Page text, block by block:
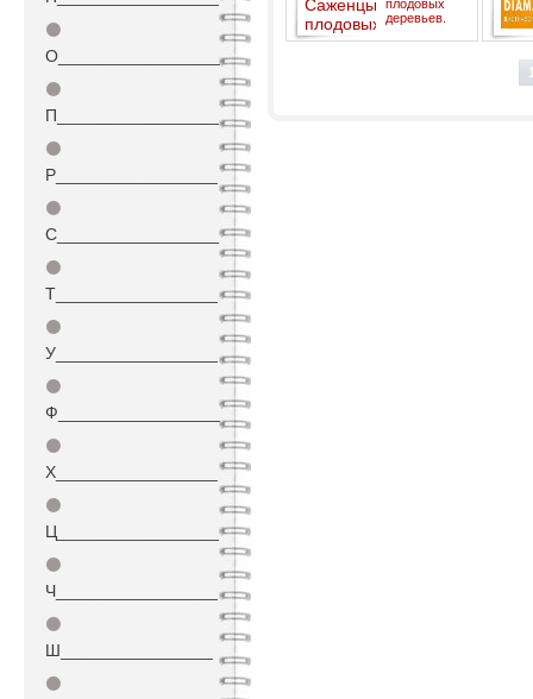
⚫
О_________________
⚫
П_________________
⚫
Р_________________
⚫
С_________________
⚫
Т_________________
⚫
У_________________
⚫
Ф_________________
⚫
Х_________________
⚫
Ц_________________
⚫
Ч_________________
⚫
Ш________________
⚫
плодовых
деревьев.